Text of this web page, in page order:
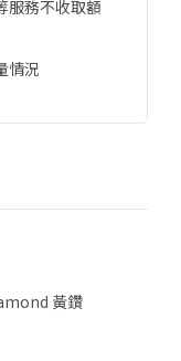
服務不收取額
情況
黃鑽